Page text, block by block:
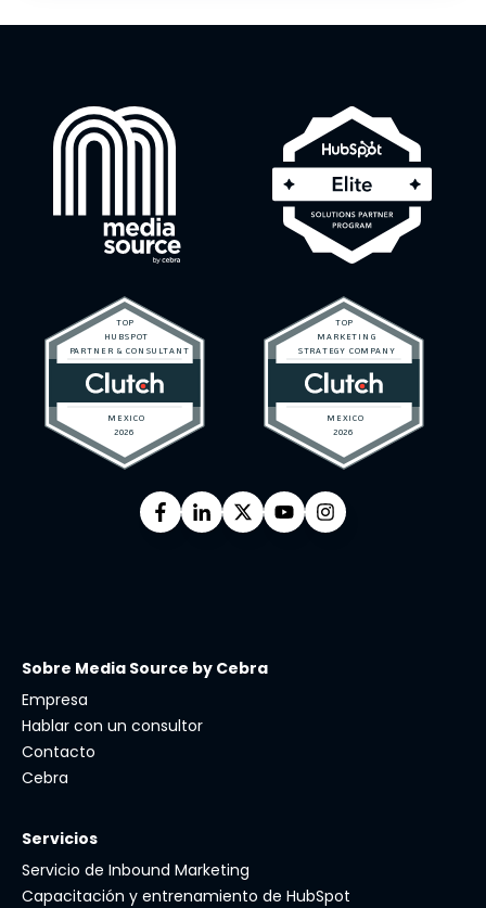
Sobre Media Source by Cebra
Empresa
Hablar con un consultor
Contacto
Cebra
Servicios
Servicio de Inbound Marketing
Capacitación y entrenamiento de HubSpot